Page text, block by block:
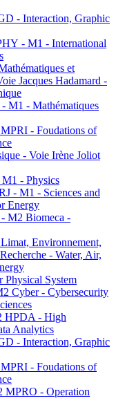
- Interaction, Graphic
- M1 - International
et
Jacques Hadamard -
M1 - Mathématiques
- Foudations of
- Voie Irène Joliot
- Physics
- M1 - Sciences and
Energy
M2 Biomeca -
Environnement,
- Water, Air,
Physical System
Cyber - Cybersecurity
HPDA - High
Analytics
- Interaction, Graphic
- Foudations of
MPRO - Operation